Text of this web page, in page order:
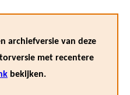
archiefversie van deze
met recentere
bekijken.